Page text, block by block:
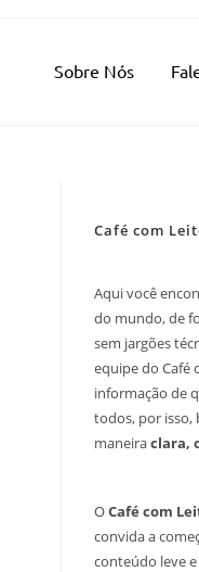
Sobre Nós
Café com
Aqui você
do mundo, de
sem jargões
equipe do Café
informação de
todos, por isso,
maneiraclara,
OCafé com
convida a
conteúdo leve